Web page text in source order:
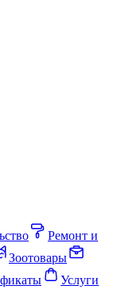
Ремонт и
Зоотовары
Услуги